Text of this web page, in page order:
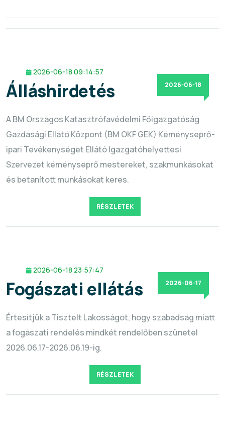
2026-06-18
2026-06-18 09:14:57
Álláshirdetés
A BM Országos Katasztrófavédelmi Főigazgatóság
Gazdasági Ellátó Központ (BM OKF GEK) Kéményseprő-
ipari Tevékenységet Ellátó Igazgatóhelyettesi
Szervezet kéményseprő mestereket, szakmunkásokat
és betanított munkásokat keres.
RÉSZLETEK
2026-06-17
2026-06-18 23:57:47
Fogászati ellátás
Értesítjük a Tisztelt Lakosságot, hogy szabadság miatt
a fogászati rendelés mindkét rendelőben szünetel
2026.06.17-2026.06.19-ig.
RÉSZLETEK